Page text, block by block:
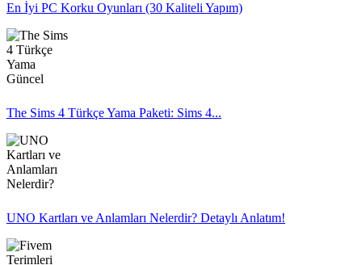
En İyi PC Korku Oyunları (30 Kaliteli Yapım)
The Sims 4 Türkçe Yama Paketi: Sims 4...
UNO Kartları ve Anlamları Nelerdir? Detaylı Anlatım!